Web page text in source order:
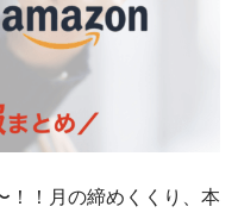
！！月の締めくくり、本